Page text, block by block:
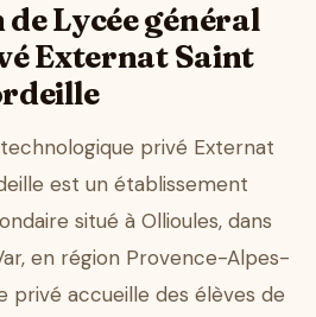
Lycée général
Externat Saint
privé Externat
est un établissement
situé à Ollioules, dans
en région Provence-Alpes-
privé accueille des élèves de